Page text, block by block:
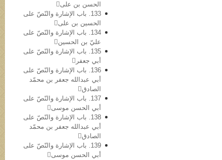
الحسن بن علی
133. باب الإشارة والنّصّ علی
الحسین بن علی
134. باب الإشارة والنّصّ علی
عليّ بن الحسین
135. باب الإشارة والنّصّ علی
أبي جعفر
136. باب الإشارة والنّصّ علی
أبي عبدالله جعفر بن محمّد
الصادق
137. باب الإشارة والنّصّ علی
أبي الحسن موسی
138. باب الإشارة والنّصّ علی
أبي عبدالله جعفر بن محمّد
الصادق
139. باب الإشارة والنّصّ علی
أبي الحسن موسی